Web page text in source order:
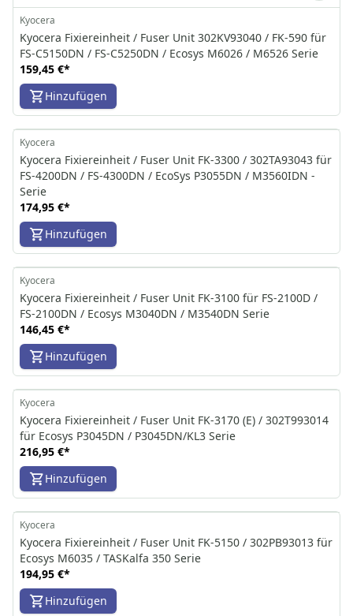
Kyocera
Kyocera Fixiereinheit / Fuser Unit 302KV93040 / FK-590 für
FS-C5150DN / FS-C5250DN / Ecosys M6026 / M6526 Serie
159,45 €*
Hinzufügen
Kyocera
Kyocera Fixiereinheit / Fuser Unit FK-3300 / 302TA93043 für
FS-4200DN / FS-4300DN / EcoSys P3055DN / M3560IDN -
Serie
174,95 €*
Hinzufügen
Kyocera
Kyocera Fixiereinheit / Fuser Unit FK-3100 für FS-2100D /
FS-2100DN / Ecosys M3040DN / M3540DN Serie
146,45 €*
Hinzufügen
Kyocera
Kyocera Fixiereinheit / Fuser Unit FK-3170 (E) / 302T993014
für Ecosys P3045DN / P3045DN/KL3 Serie
216,95 €*
Hinzufügen
Kyocera
Kyocera Fixiereinheit / Fuser Unit FK-5150 / 302PB93013 für
Ecosys M6035 / TASKalfa 350 Serie
194,95 €*
Hinzufügen